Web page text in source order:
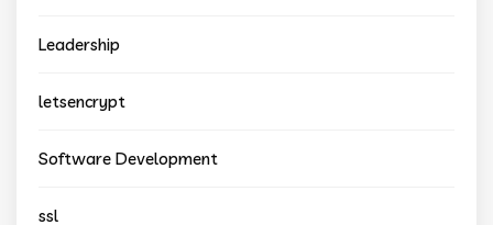
Leadership
letsencrypt
Software Development
ssl